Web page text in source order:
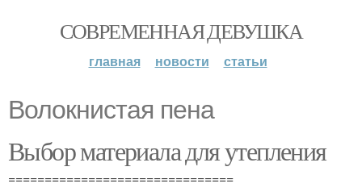
СОВРЕМЕННАЯ ДЕВУШКА
главная новости статьи
Волокнистая пена
Выбор материала для утепления
===============================